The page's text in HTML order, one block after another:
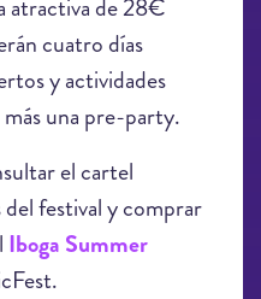
atractiva de 28€
cuatro días
y actividades
una pre-party.
el cartel
festival y comprar
Iboga Summer